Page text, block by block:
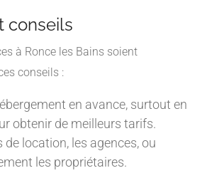
conseils
à Ronce les Bains soient
conseils :
en avance, surtout en
obtenir de meilleurs tarifs.
de location, les agences, ou
les propriétaires.